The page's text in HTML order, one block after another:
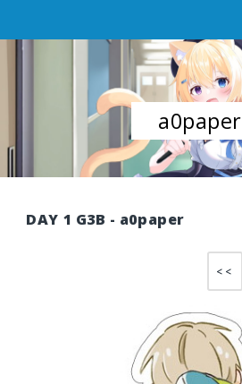
a0paper
DAY 1 G3B - a0paper
<<